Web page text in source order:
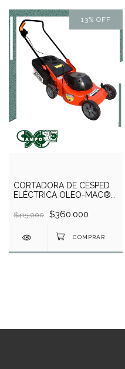
13% OFF
CORTADORA DE CÉSPED
ELÉCTRICA OLEO-MAC®
$415.000 $360.000